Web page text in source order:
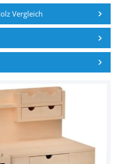
Vergleich